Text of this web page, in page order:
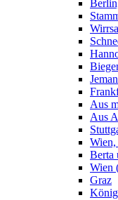
Aus
Aus
Wien,
Berta
Wien
Graz